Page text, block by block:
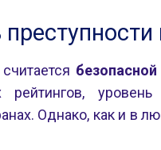
рейтингов,
Однако, как и в